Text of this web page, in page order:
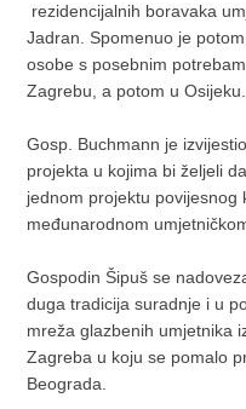
rezidencijalnih boravaka
Jadran. Spomenuo je
osobe s posebnim
Zagrebu, a potom u Osijeku.
Gosp. Buchmann je
projekta u kojima bi željeli
jednom projektu povijesnog
međunarodnom
Gospodin Šipuš se
duga tradicija suradnje i u
mreža glazbenih umjetnika
Zagreba u koju se pomalo
Beograda.